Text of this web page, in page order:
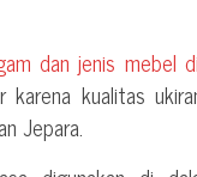
dan jenis mebel
karena kualitas
Jepara.